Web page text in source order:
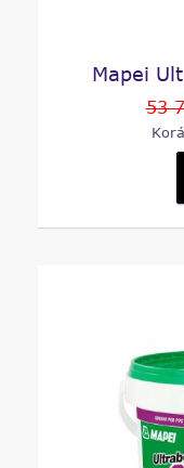
Mapei
53